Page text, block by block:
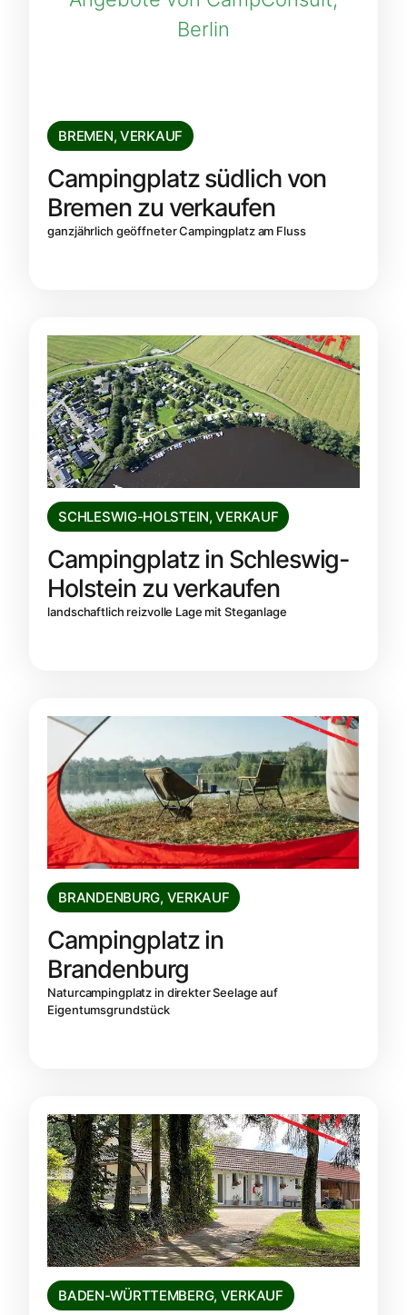
BREMEN, VERKAUF
Campingplatz südlich von
Bremen zu verkaufen
ganzjährlich geöffneter Campingplatz am Fluss
SCHLESWIG-HOLSTEIN,VERKAUF
Campingplatz in Schleswig-
Holstein zu verkaufen
landschaftlich reizvolle Lage mit Steganlage
BRANDENBURG, VERKAUF
Campingplatz in
Brandenburg
Naturcampingplatz in direkter Seelage auf
Eigentumsgrundstück
BADEN-WÜRTTEMBERG, VERKAUF